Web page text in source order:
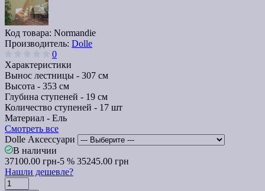
Код товара: Normandie
Производитель: Dolle
0
Характеристики
Вынос лестницы - 307 см
Высота - 353 см
Глубина ступеней - 19 см
Количество ступеней - 17 шт
Материал - Ель
Смотреть все
Dolle Аксессуари
В наличии
37100.00 грн-5 % 35245.00 грн
Нашли дешевле?